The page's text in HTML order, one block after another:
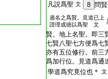
凡説爲聖 文 8 問
過名之爲賢。見道已上
證理成徳以爲聖 文
賢。地上名聖。即三
七賢八聖七方便爲七
亦有五位修行。前三
爲加行位。見道爲通
學道爲究竟位也＊
文